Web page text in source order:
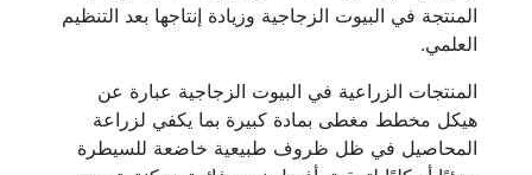
المنتجة في البيوت الزجاجية وزيادة إنتاجها بعد التنظيم
العلمي.
المنتجات الزراعية في البيوت الزجاجية عبارة عن
هيكل مخطط مغطى بمادة كبيرة بما يكفي لزراعة
المحاصيل في ظل ظروف طبيعية خاضعة للسيطرة